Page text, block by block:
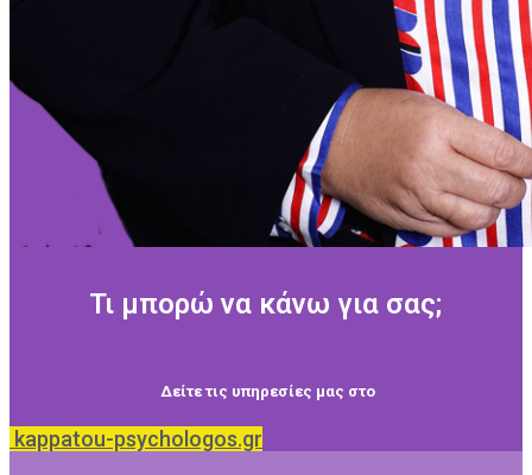
Τι μπορώ να κάνω για σας;
Δείτε τις υπηρεσίες μας στο
kappatou-psychologos.gr